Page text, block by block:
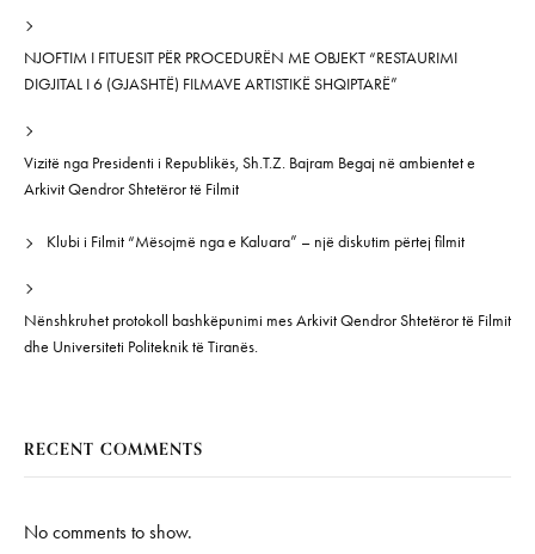
NJOFTIM I FITUESIT PËR PROCEDURËN ME OBJEKT “RESTAURIMI
DIGJITAL I 6 (GJASHTË) FILMAVE ARTISTIKË SHQIPTARË”
Vizitë nga Presidenti i Republikës, Sh.T.Z. Bajram Begaj në ambientet e
Arkivit Qendror Shtetëror të Filmit
Klubi i Filmit “Mësojmë nga e Kaluara” – një diskutim përtej filmit
Nënshkruhet protokoll bashkëpunimi mes Arkivit Qendror Shtetëror të Filmit
dhe Universiteti Politeknik të Tiranës.
RECENT COMMENTS
No comments to show.